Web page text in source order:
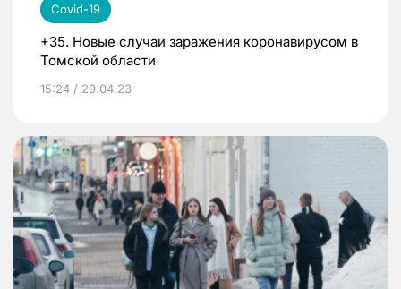
Covid-19
+35. Новые случаи заражения коронавирусом в
Томской области
15:24 / 29.04.23